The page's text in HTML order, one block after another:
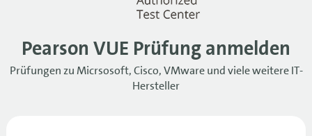
Pearson VUE Prüfung anmelden
Prüfungen zu Micrsosoft, Cisco, VMware und viele weitere IT-
Hersteller